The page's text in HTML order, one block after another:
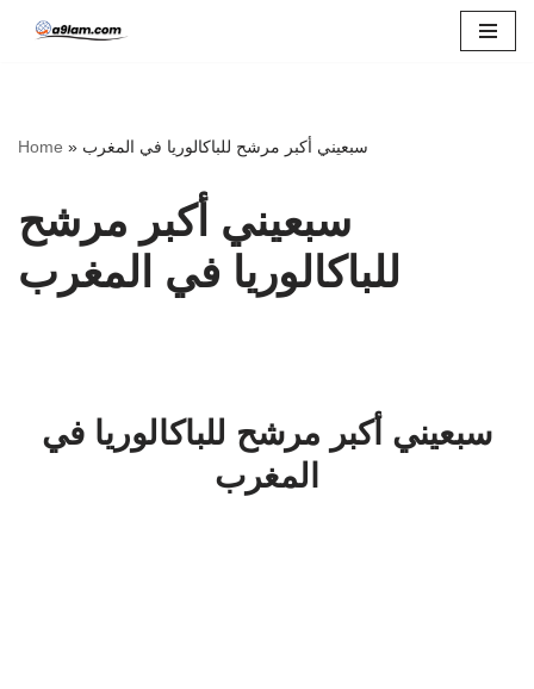
Home » سبعيني أكبر مرشح للباكالوريا في المغرب
سبعيني أكبر مرشح
للباكالوريا في المغرب
سبعيني أكبر مرشح للباكالوريا في
المغرب